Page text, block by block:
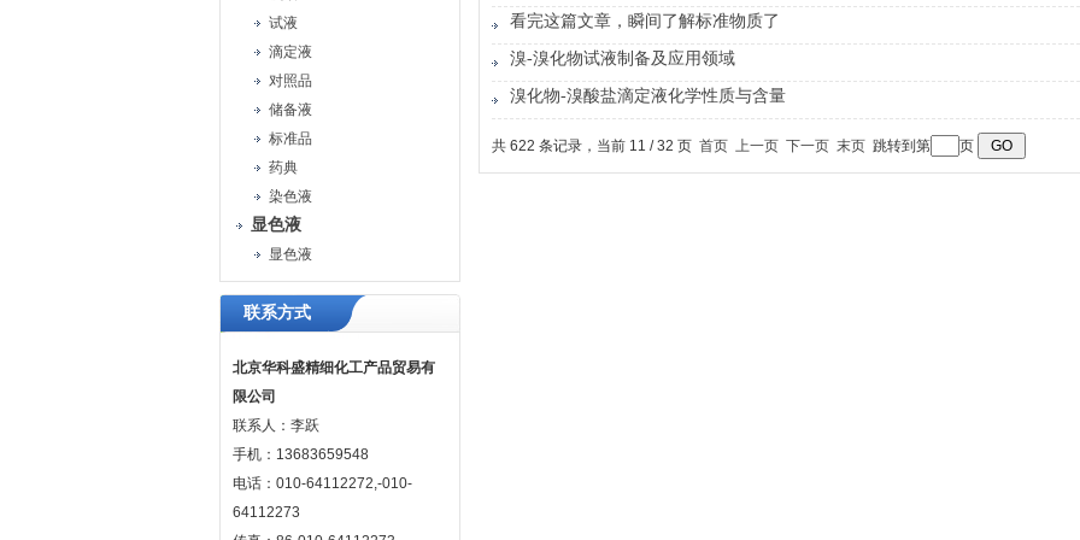
试液
滴定液
对照品
储备液
标准品
药典
染色液
显色液
显色液
联系方式
北京华科盛精细化工产品贸易有
限公司
联系人：李跃
手机：13683659548
电话：010-64112272,-010-
64112273
看完这篇文章，瞬间了解标准物质了
溴-溴化物试液制备及应用领域
溴化物-溴酸盐滴定液化学性质与含量
共 622 条记录，当前 11 / 32 页 首页 上一页 下一页 末页 跳转到第 页